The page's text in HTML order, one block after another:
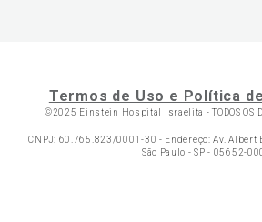
Termos de Uso e Política
©2025 Einstein Hospital Israelita -TODOS OS
CNPJ: 60.765.823/0001-30 - Endereço: Av.
São Paulo - SP - 05652-